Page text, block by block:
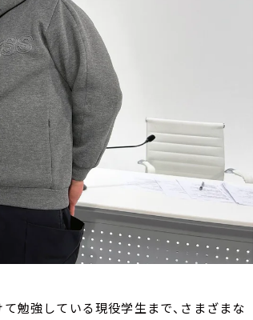
勉強している現役学生まで、さまざまな